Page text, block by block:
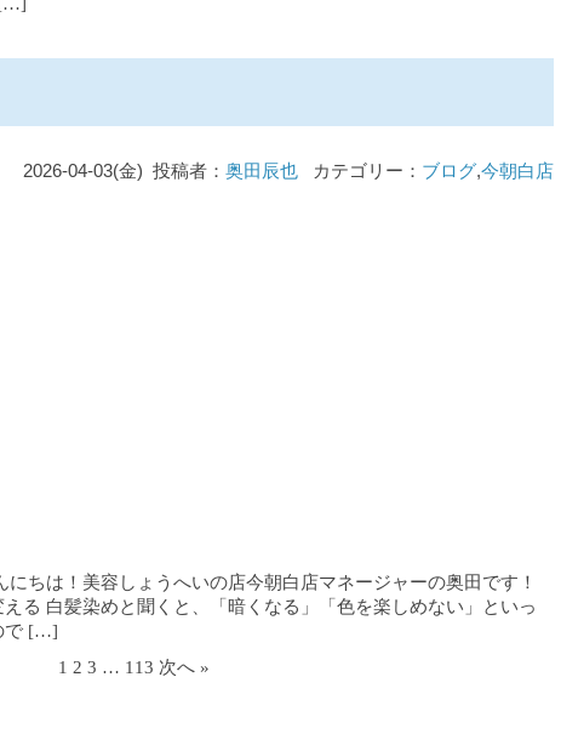
2026-04-03(金) 投稿者： 奥田辰也カテゴリー： ブログ,今朝白店
ちは！美容しょうへいの店今朝白店マネージャーの奥田です！
る 白髪染めと聞くと、「暗くなる」「色を楽しめない」といっ
で […]
1 2 3 … 113 次へ »